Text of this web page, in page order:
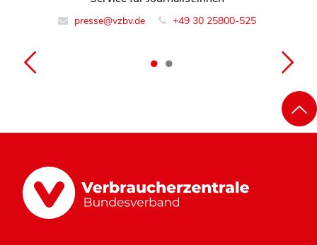
presse@vzbv.de +49 30 25800-525
finanzmarkt@vzbv.de +49 30 25800-0